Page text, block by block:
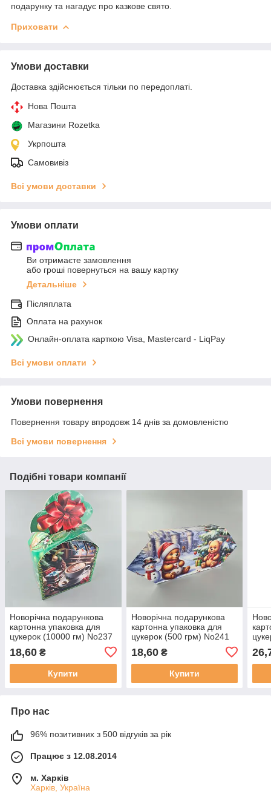
подарунку та нагадує про казкове свято.
Приховати
Умови доставки
Доставка здійснюється тільки по передоплаті.
Нова Пошта
Магазини Rozetka
Укрпошта
Самовивіз
Всі умови доставки
Умови оплати
Ви отримаєте замовлення
або гроші повернуться на вашу картку
Детальніше
Післяплата
Оплата на рахунок
Онлайн-оплата карткою Visa, Mastercard - LiqPay
Всі умови оплати
Умови повернення
Повернення товару впродовж 14 днів за домовленістю
Всі умови повернення
Подібні товари компанії
Новорічна подарункова
картонна упаковка для
цукерок (10000 гм) No237
"Кава з десертом" (1 шт.)
18,60 ₴
Купити
Новорічна подарункова
картонна упаковка для
цукерок (500 грм) No241
подарунками" (1 шт.)
18,60₴
Купити
(1
Про нас
96% позитивних з 500 відгуків за рік
Працює з 12.08.2014
м. Харків
Харків, Україна